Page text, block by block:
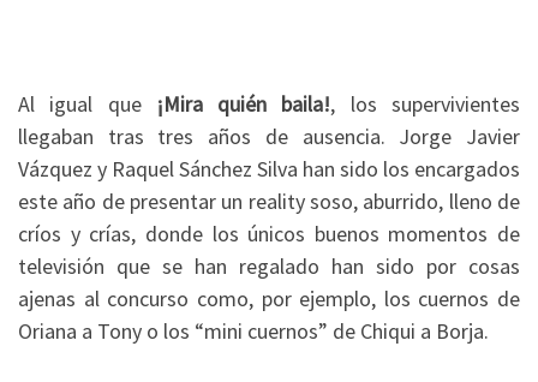
Al igual que ¡Mira quién baila!, los supervivientes
llegaban tras tres años de ausencia. Jorge Javier
Vázquez y Raquel Sánchez Silva han sido los encargados
este año de presentar un reality soso, aburrido, lleno de
críos y crías, donde los únicos buenos momentos de
televisión que se han regalado han sido por cosas
ajenas al concurso como, por ejemplo, los cuernos de
Oriana a Tony o los “mini cuernos” de Chiqui a Borja.